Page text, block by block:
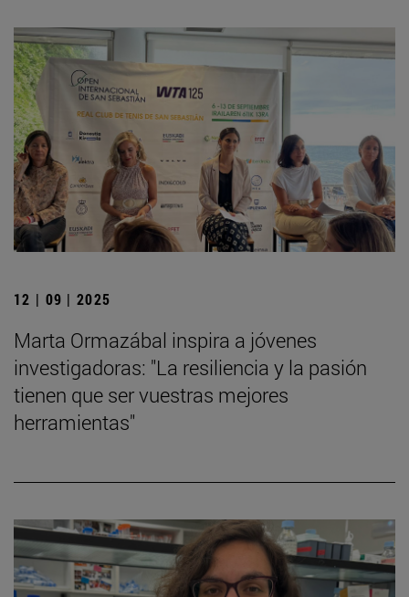
12 | 09 | 2025
Marta Ormazábal inspira a jóvenes
investigadoras: "La resiliencia y la pasión
tienen que ser vuestras mejores
herramientas"